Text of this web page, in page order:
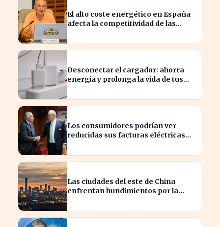
El alto coste energético en España
afecta la competitividad de las
Desconectar el cargador: ahorra
energía y prolonga la vida de tus
Los consumidores podrían ver
reducidas sus facturas eléctricas
para Iberdrola y Endesa.
Las ciudades del este de China
enfrentan hundimientos por la
subterránea